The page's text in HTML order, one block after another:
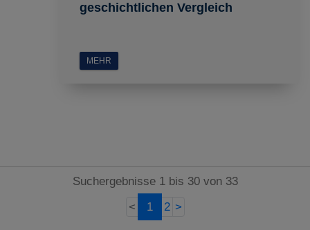
geschichtlichen Vergleich
MEHR
Suchergebnisse 1 bis 30 von 33
<
1 2 >